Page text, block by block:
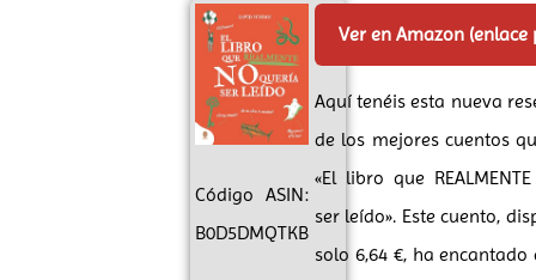
Código ASIN:
B0D5DMQTKB
Ver en Amazon (enlace
Aquí tenéis esta nueva
de los mejores cuentos
«El libro que
ser leído». Este cuento,
solo 6,64 €, ha